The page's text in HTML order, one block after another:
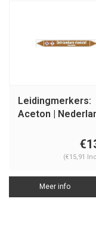
Leidingmerkers:
Aceton |
(€15,91
Meer info